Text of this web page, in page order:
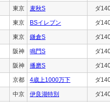
東京 麦秋S ダ
東京 BSイレブン ダ
東京 鎌倉S ダ
阪神 鳴門S ダ
阪神 播磨S ダ
京都 4歳上1000万下 ダ
中京 伊良湖特別 ダ